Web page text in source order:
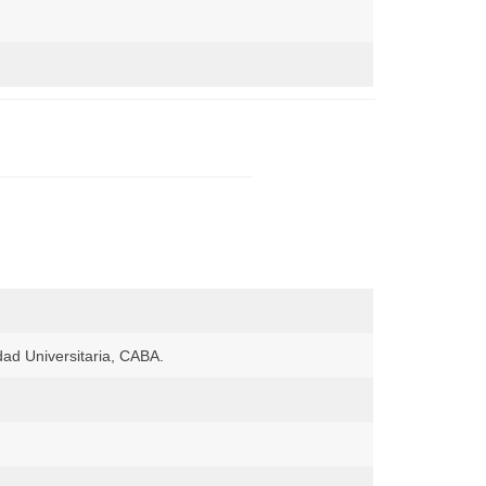
Universitaria, CABA.